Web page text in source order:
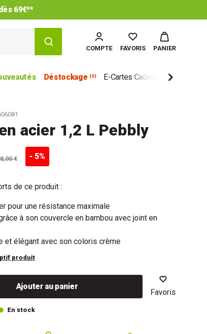
69€**
COMPTE FAVORIS PANIER
Déstockage ⁽²⁾ E-Cartes Cadeau Marques
acier 1,2 L Pebbly
€ - 5%
de ce produit :
pour une résistance maximale
à son couvercle en bambou avec joint en
et élégant avec son coloris crème
produit
Ajouter au panier
Favoris
En stock